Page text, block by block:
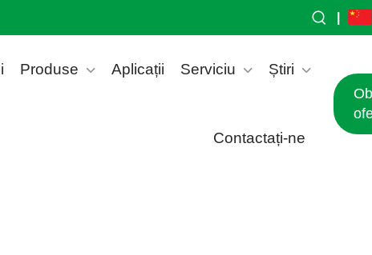
Produse Aplicații Serviciu Știri
Contactați-ne